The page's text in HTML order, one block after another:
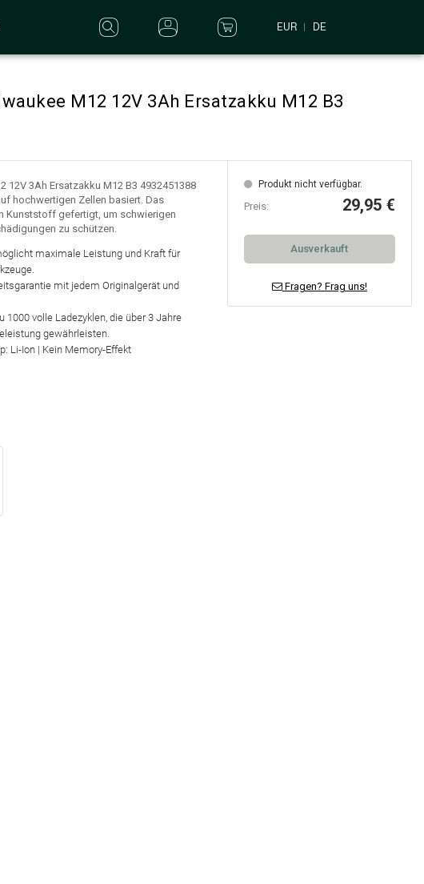
EUR DE
M12 12V 3Ah Ersatzakku M12 B3
12V 3Ah Ersatzakku M12 B3 4932451388
hochwertigen Zellen basiert. Das
Kunststoff gefertigt, um schwierigen
zu schützen.
maximale Leistung und Kraft für
mit jedem Originalgerät und
1000 volle Ladezyklen, die über 3 Jahre
gewährleisten.
Li-Ion | Kein Memory-Effekt
Produkt nicht verfügbar.
Preis: 29,95 €
Ausverkauft
Fragen? Frag uns!